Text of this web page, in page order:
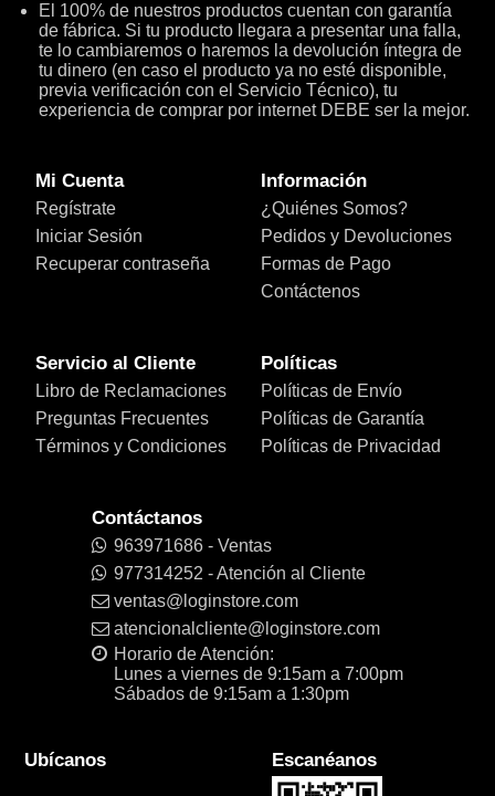
El 100% de nuestros productos cuentan con garantía
de fábrica. Si tu producto llegara a presentar una falla,
te lo cambiaremos o haremos la devolución íntegra de
tu dinero (en caso el producto ya no esté disponible,
previa verificación con el Servicio Técnico), tu
experiencia de comprar por internet DEBE ser la mejor.
Mi Cuenta
Regístrate
Iniciar Sesión
Recuperar contraseña
Información
¿Quiénes Somos?
Pedidos y Devoluciones
Formas de Pago
Contáctenos
Servicio al Cliente
Libro de Reclamaciones
Preguntas Frecuentes
Términos y Condiciones
Políticas
Políticas de Envío
Políticas de Garantía
Políticas de Privacidad
Contáctanos
963971686 - Ventas
977314252 - Atención al Cliente
ventas@loginstore.com
atencionalcliente@loginstore.com
Horario de Atención:
Lunes a viernes de 9:15am a 7:00pm
Sábados de 9:15am a 1:30pm
Ubícanos Escanéanos